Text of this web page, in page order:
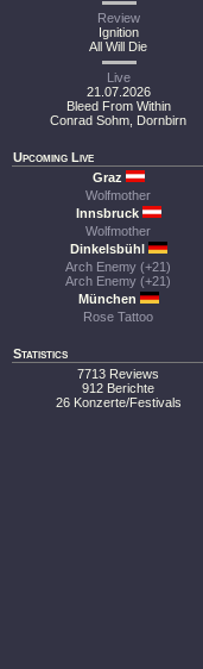
Review
Ignition
All Will Die
Live
21.07.2026
Bleed From Within
Conrad Sohm, Dornbirn
Upcoming Live
Graz
Wolfmother
Innsbruck
Wolfmother
Dinkelsbühl
Arch Enemy (+21)
Arch Enemy (+21)
München
Rose Tattoo
Statistics
7713 Reviews
912 Berichte
26 Konzerte/Festivals